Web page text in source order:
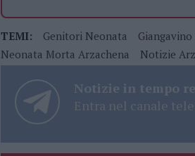
TEMI: Genitori Neonata
Neonata Morta Arzachena
Notizie
Notizie in tempo
Entra nel canale